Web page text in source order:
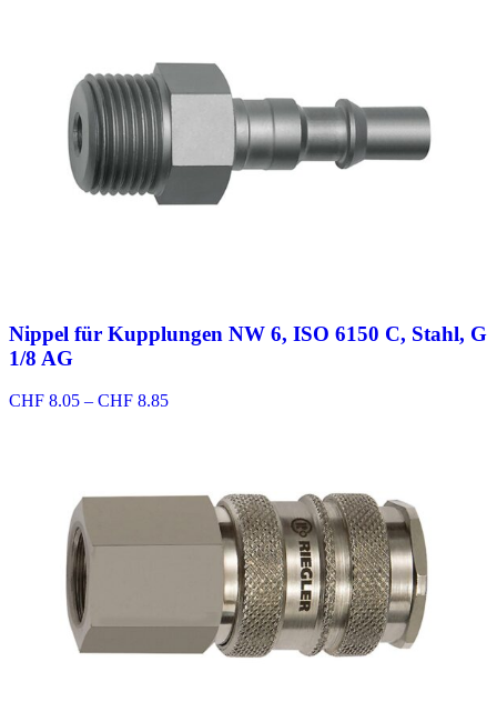
Nippel für Kupplungen NW 6, ISO 6150 C, Stahl, G
1/8 AG
CHF 8.05 – CHF 8.85Preisspanne: